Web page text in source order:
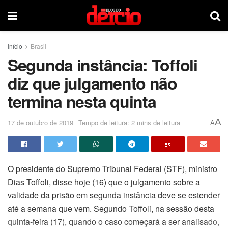
Início Brasil
Segunda instância: Toffoli
diz que julgamento não
termina nesta quinta
17 de outubro de 2019 Tempo de leitura: 2 mins de leitura AA
O presidente do Supremo Tribunal Federal (STF), ministro
Dias Toffoli, disse hoje (16) que o julgamento sobre a
validade da prisão em segunda instância deve se estender
até a semana que vem. Segundo Toffoli, na sessão desta
quinta-feira (17), quando o caso começará a ser analisado,